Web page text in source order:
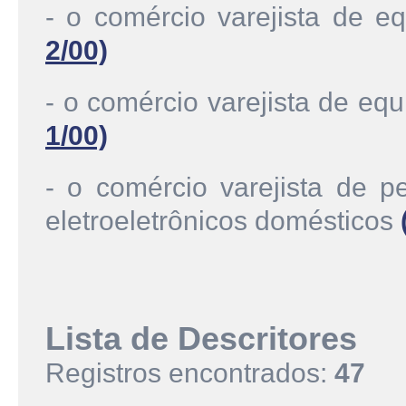
- o comércio varejista de
2/00)
- o comércio varejista de
1/00)
- o comércio varejista de
eletroeletrônicos domésticos
Lista de Descritores
Registros encontrados: 47